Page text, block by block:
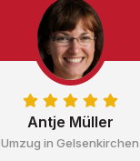
Antje Müller
Umzug in Gelsenkirchen